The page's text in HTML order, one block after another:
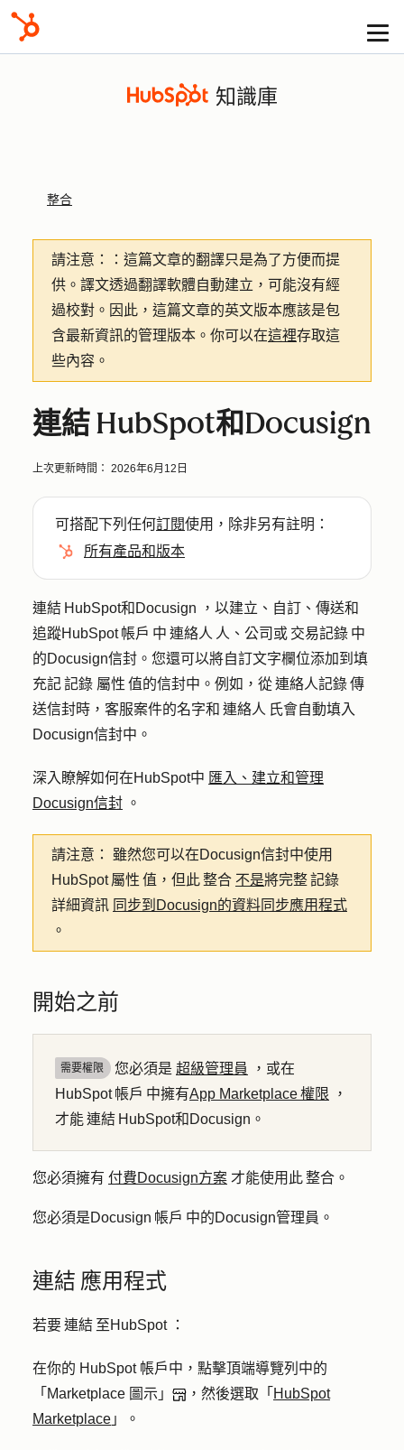
知識庫
整合
請注意：
：這篇文章的翻譯只是為了方便而提
供。譯文透過翻譯軟體自動建立，可能沒有經
過校對。因此，這篇文章的英文版本應該是包
含最新資訊的管理版本。你可以在這裡存取這
些內容。
連結 HubSpot和Docusign
上次更新時間： 2026年6月12日
可搭配下列任何訂閱使用，除非另有註明：
所有產品和版本
連結 HubSpot和Docusign ，以建立、自訂、傳送和
追蹤HubSpot 帳戶 中 連絡人 人、公司或 交易記錄 中
的Docusign信封。您還可以將自訂文字欄位添加到填
充記 記錄 屬性 值的信封中。例如，從 連絡人記錄 傳
送信封時，客服案件的名字和 連絡人 氏會自動填入
Docusign信封中。
深入瞭解如何在HubSpot中 匯入、建立和管理
Docusign信封 。
請注意：
雖然您可以在Docusign信封中使用
HubSpot 屬性 值，但此 整合 不是將完整 記錄
詳細資訊 同步到Docusign的資料同步應用程式
。
開始之前
需要權限 您必須是 超級管理員
，或在
HubSpot 帳戶 中擁有App Marketplace 權限 ，
才能 連結 HubSpot和Docusign。
您必須擁有 付費Docusign方案 才能使用此 整合。
您必須是Docusign 帳戶 中的Docusign管理員。
連結 應用程式
若要 連結 至HubSpot ：
在你的 HubSpot 帳戶中，點擊頂端導覽列中的
「Marketplace 圖示」
，然後選取「 HubSpot
Marketplace 」。